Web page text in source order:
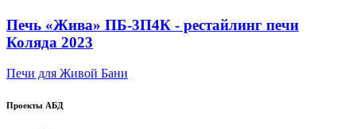
Печь «Жива» ПБ-3П4К - рестайлинг печи
Коляда 2023
Печи для Живой Бани
Проекты АБД